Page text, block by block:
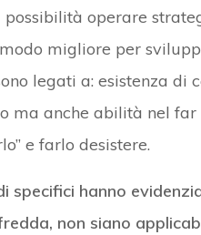
possibilità operare
migliore per
legati a: esistenza
ma anche abilità nel
e farlo desistere.
specifici hanno
non siano